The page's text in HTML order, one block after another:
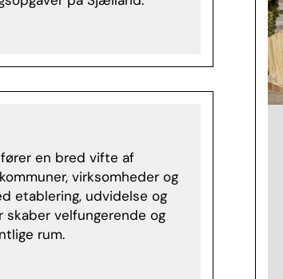
en bred vifte af
virksomheder og
etablering, udvidelse og
velfungerende og
rum.